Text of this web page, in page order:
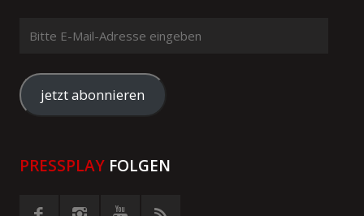
Mail-
Adresse
eingeben
jetzt abonnieren
PRESSPLAY FOLGEN